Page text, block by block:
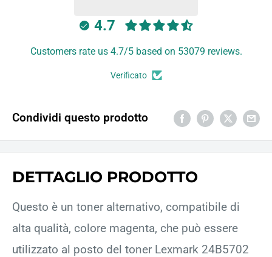
4.7
Customers rate us 4.7/5 based on 53079 reviews.
Verificato
Condividi questo prodotto
DETTAGLIO PRODOTTO
Questo è un toner alternativo, compatibile di
alta qualità, colore magenta, che può essere
utilizzato al posto del toner Lexmark 24B5702